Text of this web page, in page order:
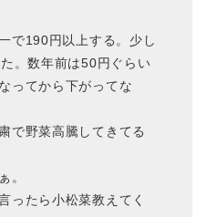
で190円以上する。少し
。数年前は50円ぐらい
ってから下がってな
で野菜高騰してきてる
。
ったら小松菜教えてく